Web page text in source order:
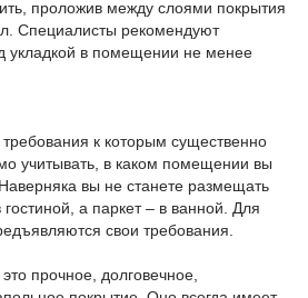
проложив между слоями покрытия
Специалисты рекомендуют
укладкой в помещении не менее
к которым существенно
учитывать, в каком помещении вы
вы не станете размещать
а паркет – в ванной. Для
свои требования.
прочное, долговечное,